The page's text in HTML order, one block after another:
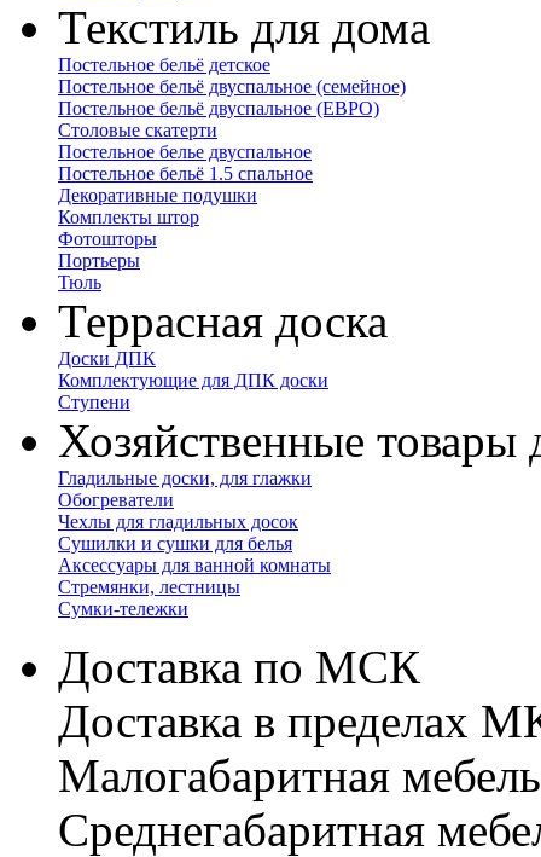
Текстиль для дома
Постельное бельё детское
Постельное бельё двуспальное (семейное)
Постельное бельё двуспальное (ЕВРО)
Столовые скатерти
Постельное белье двуспальное
Постельное бельё 1.5 спальное
Декоративные подушки
Комплекты штор
Фотошторы
Портьеры
Тюль
Террасная доска
Доски ДПК
Комплектующие для ДПК доски
Ступени
Хозяйственные товары
Гладильные доски, для глажки
Обогреватели
Чехлы для гладильных досок
Сушилки и сушки для белья
Аксессуары для ванной комнаты
Стремянки, лестницы
Сумки-тележки
Доставка по МСК
Доставка в пределах
Малогабаритная
Cреднегабаритная